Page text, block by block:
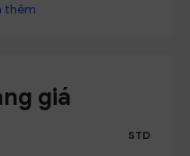
thêm
giá
STD